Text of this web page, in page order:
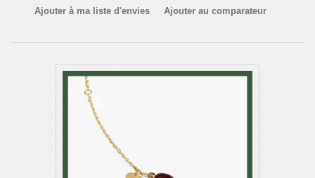
Ajouter à ma liste d'envies Ajouter au comparateur